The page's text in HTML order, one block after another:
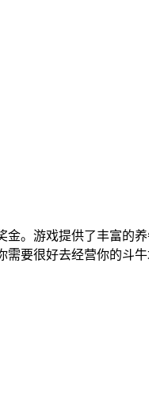
。游戏提供了丰富的
要很好去经营你的斗